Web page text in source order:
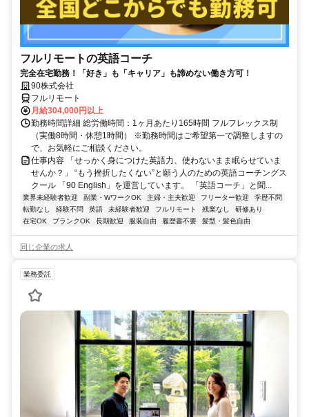
フルリモートの英語コーチ
完全在宅勤務！「好き」も「キャリア」も諦めない働き方可！
90株式会社
フルリモート
月給304,000円以上
勤務時間詳細 総労働時間：1ヶ月あたり165時間 フルフレックス制
（実働8時間・休憩1時間） ※勤務時間はご希望第一で調整しますの
で、お気軽にご相談ください。
仕事内容 「せっかく身につけた英語力、使わないまま眠らせていま
せんか？」 “もう挫折したくない”と願う人のための英語コーチングス
クール 「90 English」を運営しています。 「英語コーチ」と聞...
業界未経験者歓迎 副業・WワークOK 主婦・主夫歓迎 フリーター歓迎
学歴不問
転勤なし
経験不問 英語 未経験者歓迎 フルリモート 残業なし
研修あり
在宅OK
ブランクOK 長期歓迎 服装自由 履歴書不要 髪型・髪色自由
同じ企業の求人
業務委託